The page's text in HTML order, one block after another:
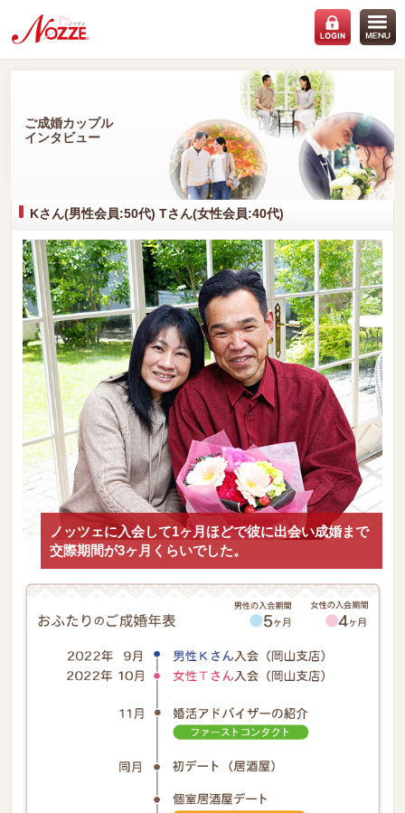
ご成婚カップル
インタビュー
Kさん(男性会員:50代) Tさん(女性会員:40代)
ノッツェに入会して1ヶ月ほどで彼に出会い成婚まで
交際期間が3ヶ月くらいでした。